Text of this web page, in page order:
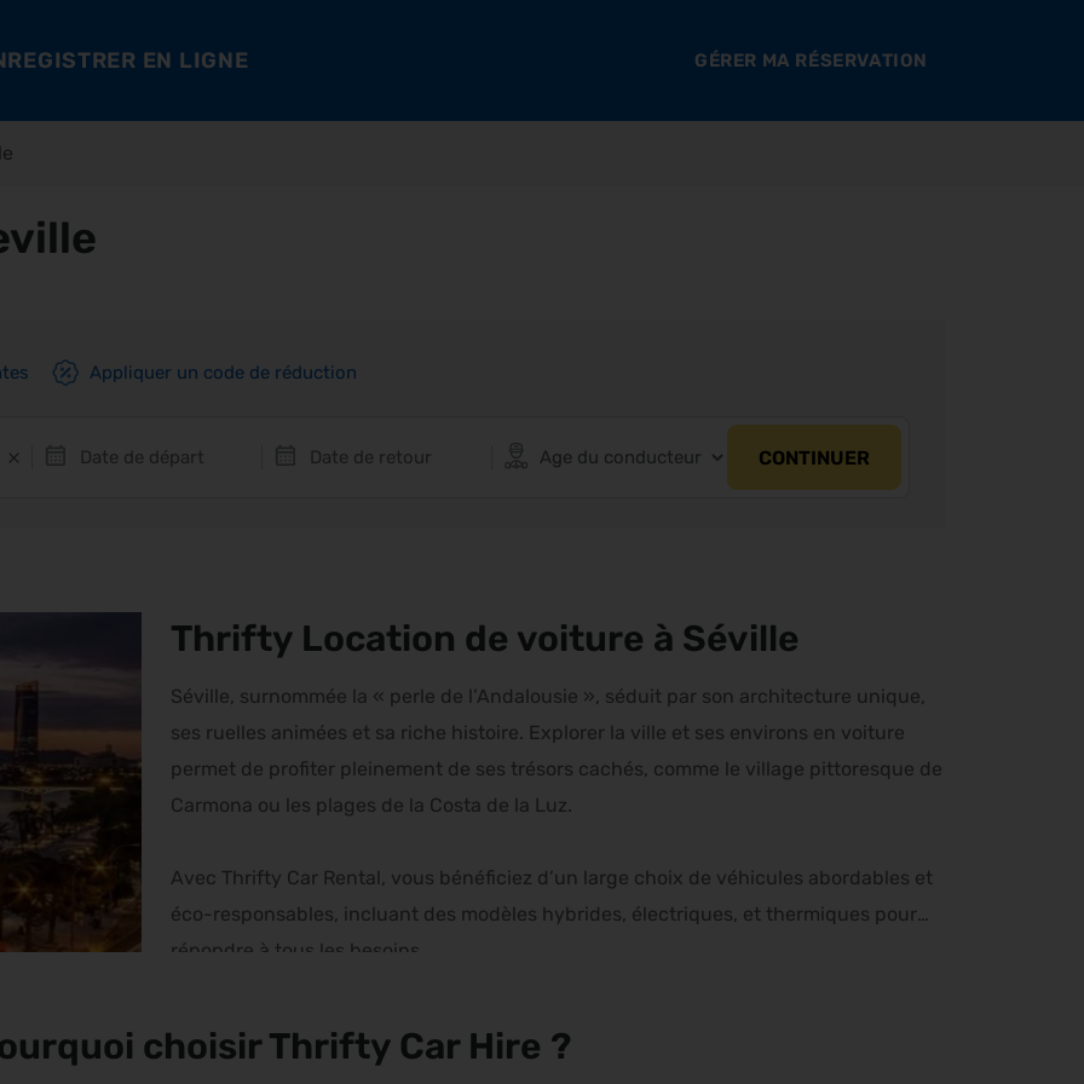
EN LIGNE GÉRER MA RÉSERVATION
Appliquer un code de réduction
CONTINUER
Thrifty Location de voiture à Séville
Séville, surnommée la « perle de l’Andalousie », séduit par son architecture unique,
ses ruelles animées et sa riche histoire. Explorer la ville et ses environs en voiture
permet de profiter pleinement de ses trésors cachés, comme le village pittoresque de
Carmona ou les plages de la Costa de la Luz.
Avec Thrifty Car Rental, vous bénéficiez d’un large choix de véhicules abordables et
éco-responsables, incluant des modèles hybrides, électriques, et thermiques pour
répondre à tous les besoins.
choisir Thrifty Car Hire ?